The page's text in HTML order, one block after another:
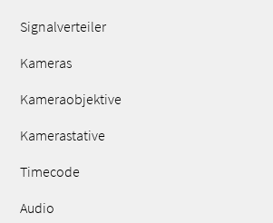
Signalverteiler
Kameras
Kameraobjektive
Kamerastative
Timecode
Audio